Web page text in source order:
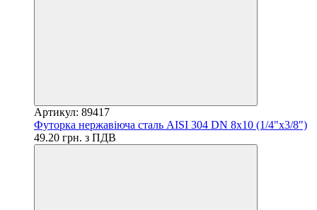
Артикул: 89417
Футорка нержавіюча сталь AISI 304 DN 8x10 (1/4"x3/8")
49.20 грн. з ПДВ